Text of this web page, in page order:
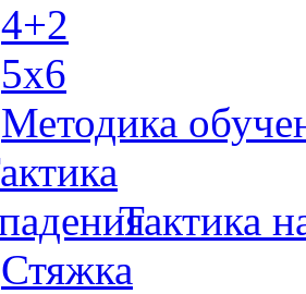
4+2
5x6
Методика
Тактика
Стяжка